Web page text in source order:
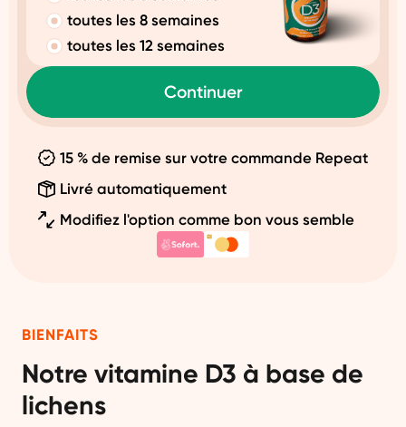
toutes les 8 semaines
toutes les 12 semaines
Continuer
15 % de remise sur votre commande Repeat
Livré automatiquement
Modifiez l'option comme bon vous semble
BIENFAITS
Notre vitamine D3 à base de
lichens